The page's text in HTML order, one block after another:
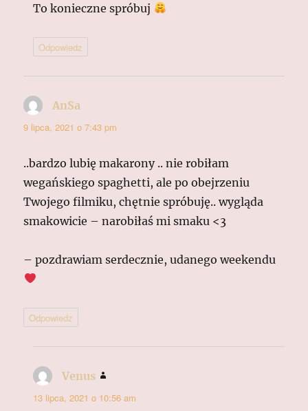
To konieczne spróbuj
Odpowiedz
AnSa
9 lipca, 2021 o 7:43 pm
..bardzo lubię makarony .. nie robiłam
wegańskiego spaghetti, ale po obejrzeniu
Twojego filmiku, chętnie spróbuję.. wygląda
smakowicie – narobiłaś mi smaku <3
– pozdrawiam serdecznie, udanego weekendu
Odpowiedz
Venus
13 lipca, 2021 o 10:56 am